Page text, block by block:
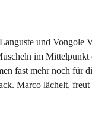
und Vongole
im Mittelpunkt
fast mehr noch für
Marco lächelt,